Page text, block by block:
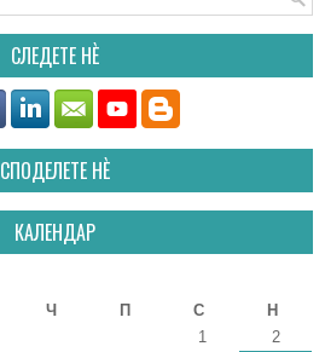
СЛЕДЕТЕ НÈ
СПОДЕЛЕТЕ НÈ
КАЛЕНДАР
Ч П С
Н
1
2